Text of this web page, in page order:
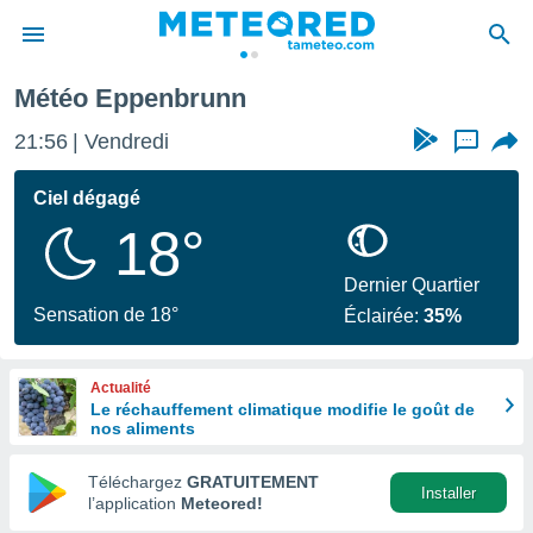
de
en
Météo Eppenbrunn
21:56 Vendredi ...
Ciel dégagé
18°
Sensation de 18°
Dernier Quartier
Éclairée:35%
Actualité
Le réchauffement climatique modifie le goût de
nos aliments
Téléchargez GRATUITEMENT
l’application Meteored!
Installer